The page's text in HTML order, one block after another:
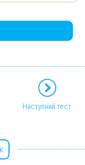
Наступний тест